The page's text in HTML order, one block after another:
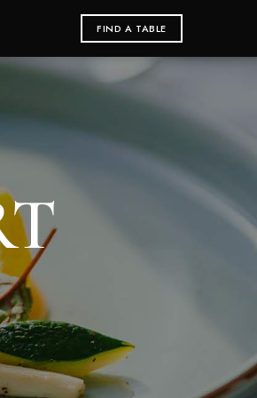
FIND A TABLE